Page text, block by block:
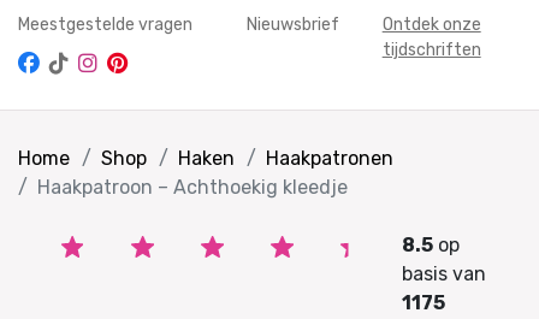
Meestgestelde vragen Nieuwsbrief
Ontdek onze
tijdschriften
Home Shop Haken
Haakpatronen
Haakpatroon – Achthoekig kleedje
8.5op
basis van
1175